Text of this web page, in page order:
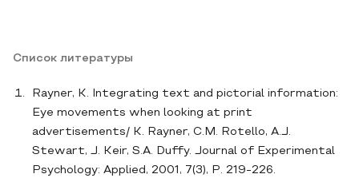
Список литературы
Rayner, K. Integrating text and pictorial information:
Eye movements when looking at print
advertisements/ K. Rayner, C.M. Rotello, A.J.
Stewart, J. Keir, S.A. Duffy. Journal of Experimental
Psychology: Applied, 2001, 7(3), P. 219-226.